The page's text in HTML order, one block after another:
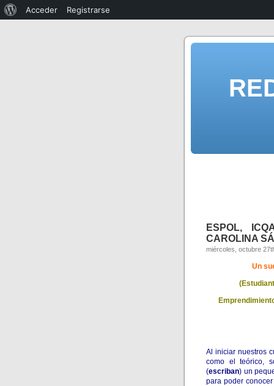
ESPOL,
CAROLINA
miércoles, octubre
Un
Al iniciar nuestros
como el teórico,
(escriban) un
para poder
Acceder Registrarse